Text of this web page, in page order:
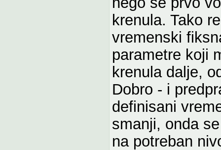
krenula. Tako
vremenski
parametre koji
krenula dalje,
Dobro - i
definisani
smanji, onda
na potreban